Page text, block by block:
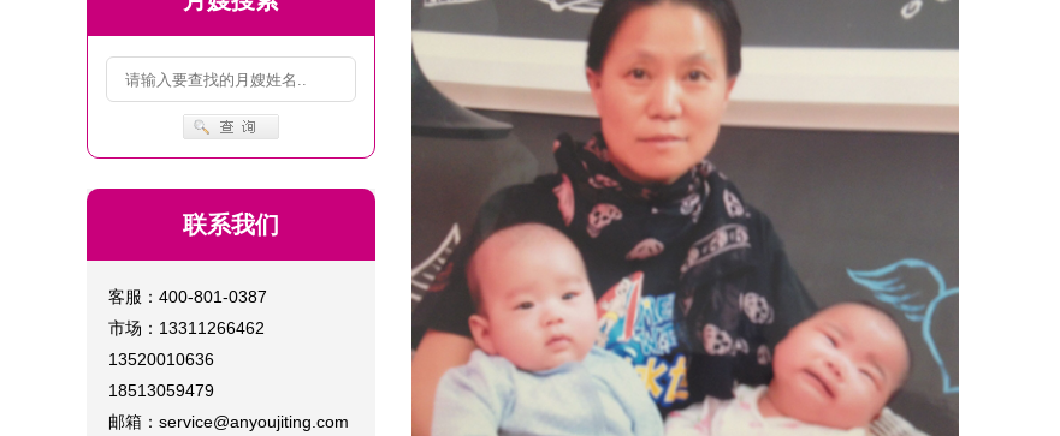
联系我们
客服：400-801-0387
市场：13311266462
13520010636
18513059479
邮箱：service@anyoujiting.com